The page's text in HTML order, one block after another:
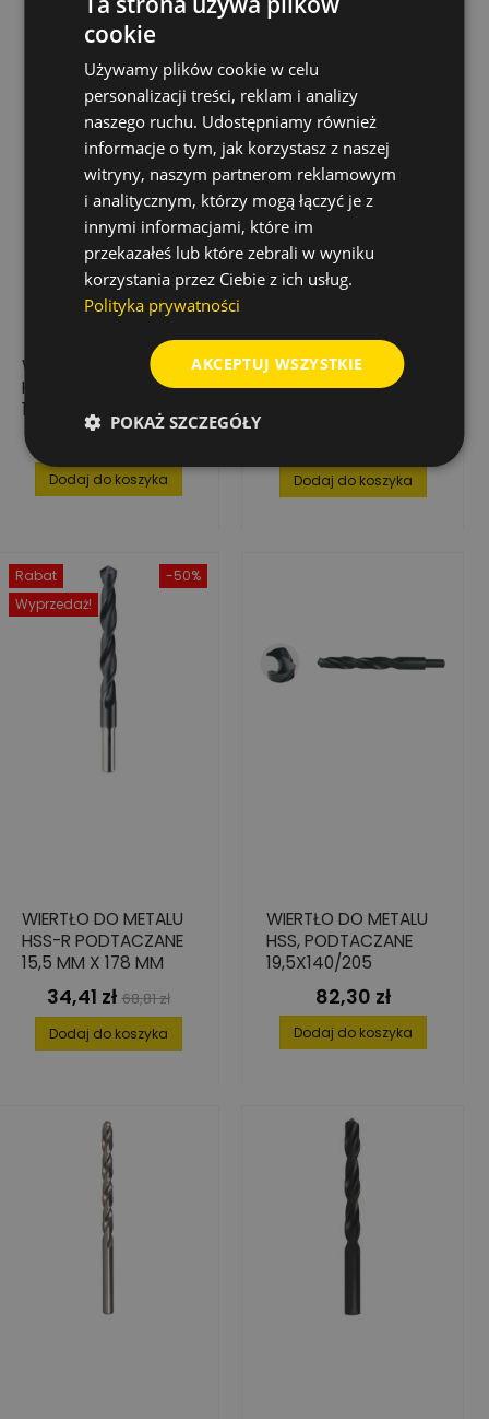
WIERTŁO DO METALU
HSS-R, Ø 7.2 MM X
109 MM (10 SZT.)
Dodaj do koszyka
Rabat
WIERTŁO DO METALU
HSS-R 9,4 MM X 125
podstawowa
Dodaj do koszyka
-50%
Rabat
Wyprzedaż!
WIERTŁO DO METALU
HSS-R PODTACZANE
15,5 MM X 178 MM
Cena
34,41 zł Cena
podstawowa
68,81 zł
Dodaj do koszyka
WIERTŁO DO METALU
HSS, PODTACZANE
19,5X140/205
Cena
82,30 zł
Dodaj do koszyka
cookie
Używamy plików cookie w celu
personalizacji treści, reklam i analizy
naszego ruchu. Udostępniamy również
informacje o tym, jak korzystasz z naszej
witryny, naszym partnerom reklamowym
i analitycznym, którzy mogą łączyć je z
innymi informacjami, które im
przekazałeś lub które zebrali w wyniku
korzystania przez Ciebie z ich usług.
Polityka prywatności
AKCEPTUJ WSZYSTKIE
POKAŻ SZCZEGÓŁY